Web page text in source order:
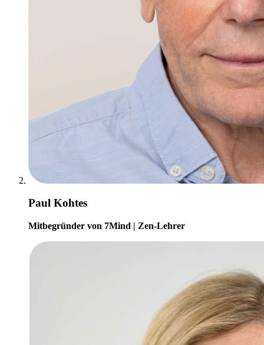
Paul Kohtes
Mitbegründer von 7Mind | Zen-Lehrer